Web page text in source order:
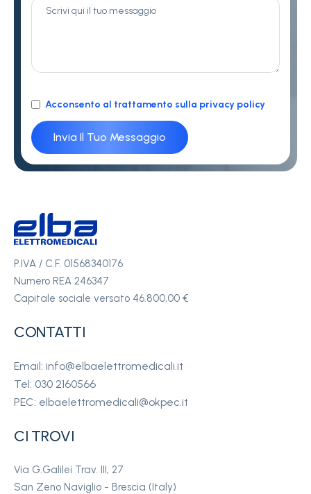
Acconsento al trattamento sulla privacy policy
P.IVA / C.F. 01568340176
Numero REA 246347
Capitale sociale versato 46.800,00 €
CONTATTI
Email: info@elbaelettromedicali.it
Tel: 030 2160566
PEC: elbaelettromedicali@okpec.it
CI TROVI
Via G.Galilei Trav. III, 27
San Zeno Naviglio - Brescia (Italy)